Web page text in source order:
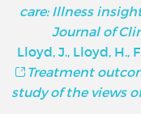
care: Illness
Journal of
Lloyd, J., Lloyd, H.,
Treatment
study of the views